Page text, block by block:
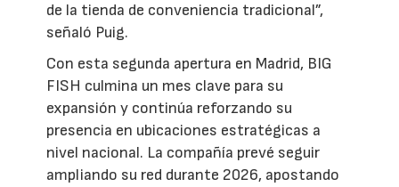
de la tienda de conveniencia tradicional”,
señaló Puig.
Con esta segunda apertura en Madrid, BIG
FISH culmina un mes clave para su
expansión y continúa reforzando su
presencia en ubicaciones estratégicas a
nivel nacional. La compañía prevé seguir
ampliando su red durante 2026, apostando